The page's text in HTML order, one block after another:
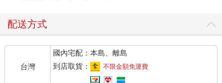
配送方式
台灣
國內宅配：本島、離島
到店取貨：
不限金額免運費